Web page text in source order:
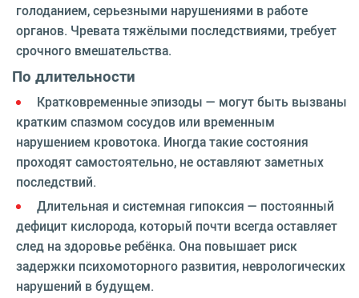
голоданием, серьезными нарушениями в работе
органов. Чревата тяжёлыми последствиями, требует
срочного вмешательства.
По длительности
Кратковременные эпизоды — могут быть вызваны
кратким спазмом сосудов или временным
нарушением кровотока. Иногда такие состояния
проходят самостоятельно, не оставляют заметных
последствий.
Длительная и системная гипоксия — постоянный
дефицит кислорода, который почти всегда оставляет
след на здоровье ребёнка. Она повышает риск
задержки психомоторного развития, неврологических
нарушений в будущем.